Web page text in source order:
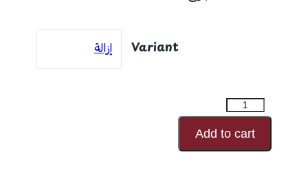
Variant إزالة
كمية
الساتان
المطبوع
Add to cart